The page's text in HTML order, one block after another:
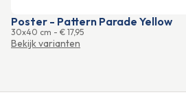
Poster - Pattern Parade Yellow
30x40 cm - € 17,95
Bekijk varianten